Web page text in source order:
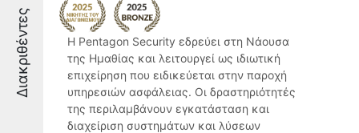
Διακριθέντες
Η Pentagon Security εδρεύει στη Νάουσα
της Ημαθίας και λειτουργεί ως ιδιωτική
επιχείρηση που ειδικεύεται στην παροχή
υπηρεσιών ασφάλειας. Οι δραστηριότητές
της περιλαμβάνουν εγκατάσταση και
διαχείριση συστημάτων και λύσεων